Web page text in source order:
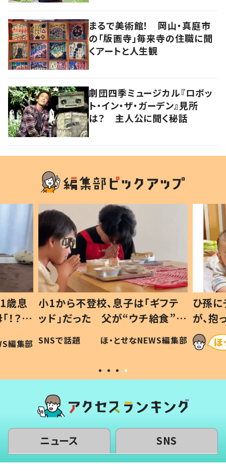
まるで美術館！ 岡山・真庭市
の「版画寺」毎来寺の住職に聞
くアートと人生観
劇団四季ミュージカル『ロボッ
ト・イン・ザ・ガーデン』見所
は？ 主人公に聞く秘話
歳息
？」
編集部
小1から不登校、息子は「ギフテ
ッド」だった 父が“ウチ給食”を
作り続ける理由とは #令和の親
#令和の子
SNSで話題 ほ・とせなNEWS編集部
ひ孫
が、
「涙が
い」
ニュース SNS